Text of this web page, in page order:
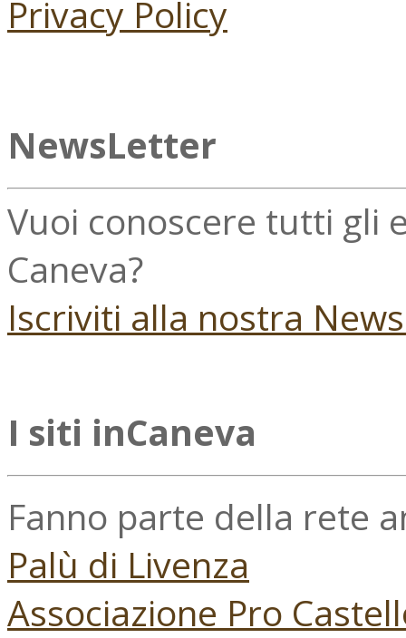
Privacy Policy
NewsLetter
Vuoi conoscere tutti gli
Caneva?
Iscriviti alla nostra
I siti inCaneva
Fanno parte della rete
Palù di Livenza
Associazione Pro